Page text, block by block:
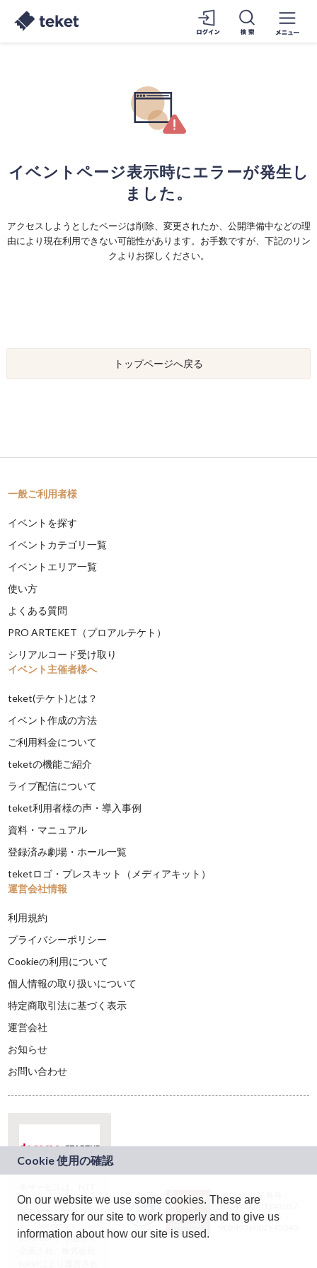
イベントページ表示時にエラーが発生し
ました。
アクセスしようとしたページは削除、変更されたか、公開準備中などの理
由により現在利用できない可能性があります。お手数ですが、下記のリン
クよりお探しください。
トップページへ戻る
一般ご利用者様
イベントを探す
イベントカテゴリ一覧
イベントエリア一覧
使い方
よくある質問
PRO ARTEKET（プロアルテケト）
シリアルコード受け取り
イベント主催者様へ
teket(テケト)とは？
イベント作成の方法
ご利用料金について
teketの機能ご紹介
ライブ配信について
teket利用者様の声・導入事例
資料・マニュアル
登録済み劇場・ホール一覧
teketロゴ・プレスキット（メディアキット）
運営会社情報
利用規約
プライバシーポリシー
Cookieの利用について
個人情報の取り扱いについて
特定商取引法に基づく表示
運営会社
お知らせ
お問い合わせ
ドコモグループの新
規事業創出プログラ
ム「docomo
STARTUP」を通じて
JASRAC許諾番号：
9024936001Y45037
JASRAC許諾番号：
On our website we use some cookies. These are
necessary for our site to work properly and to give us
information about how our site is used.